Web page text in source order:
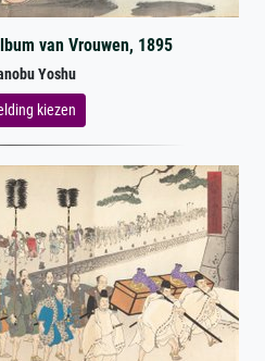
van Vrouwen, 1895
Yoshu
kiezen